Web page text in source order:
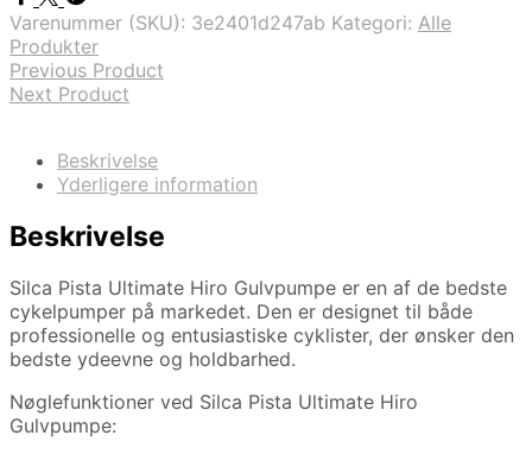
Varenummer (SKU): 3e2401d247ab Kategori: Alle
Produkter
Previous Product
Next Product
Beskrivelse
Yderligere information
Beskrivelse
Silca Pista Ultimate Hiro Gulvpumpe er en af de bedste
cykelpumper på markedet. Den er designet til både
professionelle og entusiastiske cyklister, der ønsker den
bedste ydeevne og holdbarhed.
Nøglefunktioner ved Silca Pista Ultimate Hiro
Gulvpumpe: